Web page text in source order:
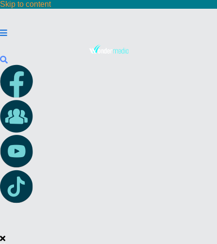
Skip to content